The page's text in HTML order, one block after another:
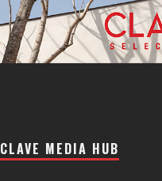
CLAVE MEDIA HUB